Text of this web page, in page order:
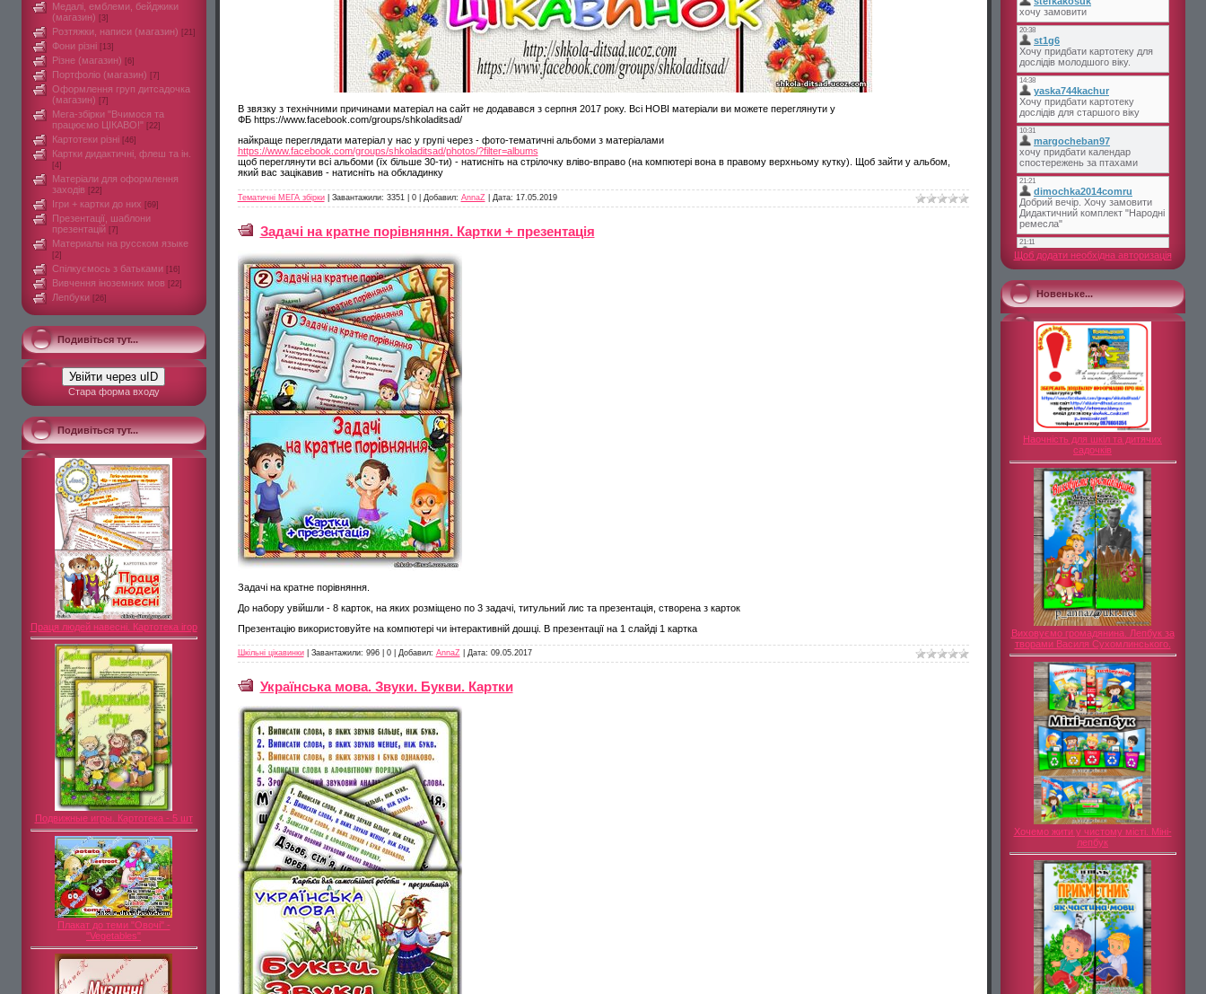
Медалі, емблеми, бейджики
(магазин) [3]
Розтяжки, написи (магазин) [21]
Фони різні [13]
Різне (магазин) [6]
Портфоліо (магазин) [7]
Оформлення груп дитсадочка
(магазин) [7]
Мега-збірки "Вчимося та
працюємо ЦІКАВО!" [22]
Картотеки різні [46]
Картки дидактичні, флеш та ін.
[4]
Матеріали для оформлення
заходів [22]
Ігри + картки до них [69]
Презентації, шаблони
презентацій [7]
Материалы на русском языке
[2]
Спілкуємось з батьками [16]
Вивчення іноземних мов [22]
Лепбуки [26]
Подивіться тут...
Увійти через uID
Стара форма входу
Подивіться тут...
Праця людей навесні. Картотека ігор
Подвижные игры. Картотека - 5 шт
Плакат до теми "Овочі" -
"Vegetables"
В звязку з технічними причинами матеріал на сайт не додавався з серпня 2017 року. Всі НОВІ матеріали ви можете переглянути у
ФБ https://www.facebook.com/groups/shkoladitsad/
найкраще переглядати матеріал у нас у групі через - фото-тематичні альбоми з матеріалами
https://www.facebook.com/groups/shkoladitsad/photos/?filter=albums
щоб переглянути всі альбоми (їх більше 30-ти) - натисніть на стрілочку вліво-вправо (на компютері вона в правому верхньому кутку). Щоб зайти у альбом,
який вас зацікавив - натисніть на обкладинку
Тематичні МЕГА збірки| Завантажили: 3351 0| Добавил: AnnaZ Дата: 17.05.2019
Задачі на кратне порівняння. Картки + презентація
Задачі на кратне порівняння.
До набору увійшли - 8 карток, на яких розміщено по 3 задачі, титульний лис та презентація, створена з карток
Презентацію використовуйте на компютері чи інтерактивній дошці. В презентації на 1 слайді 1 картка
Шкільні цікавинки| Завантажили: 996| 0| Добавил: AnnaZ| Дата: 09.05.2017
Українська мова. Звуки. Букви. Картки
Щоб додати необхідна авторизація
Новеньке...
Наочність для шкіл та дитячих
садочків
Виховуємо громадянина. Лепбук за
творами Василя Сухомлинського.
Хочемо жити у чистому місті. Міні-
лепбук